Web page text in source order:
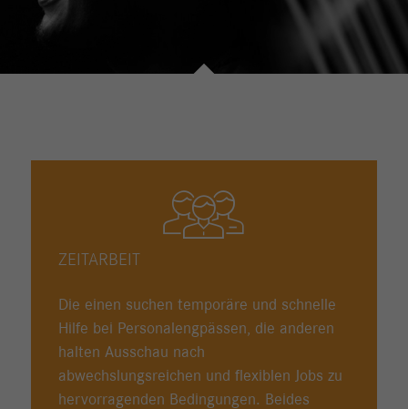
ZEITARBEIT
Die einen suchen temporäre und schnelle
Hilfe bei Personalengpässen, die anderen
halten Ausschau nach
abwechslungsreichen und flexiblen Jobs zu
hervorragenden Bedingungen. Beides